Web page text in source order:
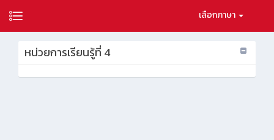
เลือกภาษา
หน่วยการเรียนรู้ที่ 4